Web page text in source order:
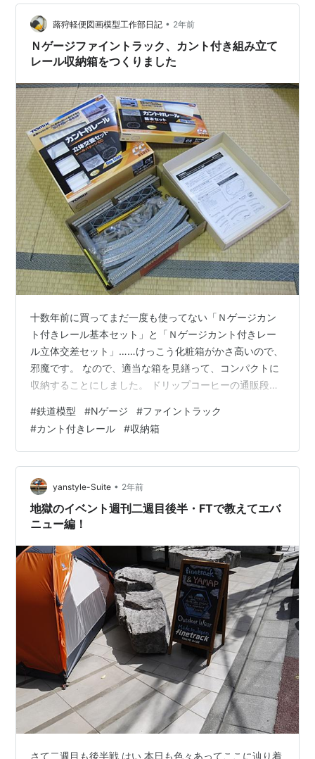
あいい感じじゃないですかね？ FTに満足した後はFMこ
とフルマークスにいって。 そういやこの時とは関係な…
蕗狩軽便図画模型工作部日記 • 2年前
Ｎゲージファイントラック、カント付き組み立て
レール収納箱をつくりました
十数年前に買ってまだ一度も使ってない「Ｎゲージカン
ト付きレール基本セット」と「Ｎゲージカント付きレー
ル立体交差セット」……けっこう化粧箱がかさ高いので、
邪魔です。 なので、適当な箱を見繕って、コンパクトに
収納することにしました。 ドリップコーヒーの通販段ボ
パクトにならなかったかなあ、という感じですが、出し
入れのしやすさ等を考えるとこれがいいところでしょ
う。 しかしまあ、製品を使って遊ぶこともせず、収納箱
をつくって喜んでいるなんて、ほんと、われながら一体
なにをやっているんだか…… 体調管理； だいぶん楽だけ
れど、明日4回目外来治療。次回は軽くな…
#鉄道模型 #Nゲージ #ファイントラック
#カント付きレール #収納箱
yanstyle-Suite • 2年前
地獄のイベント週刊二週目後半・FTで教えてエバ
ニュー編！
さて二週目も後半戦 はい 本日も色々あってここに辿り着